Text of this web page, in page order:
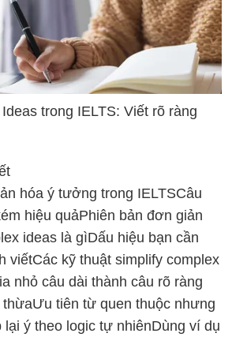
trong IELTS: Viết rõ ràng
hóa ý tưởng trong IELTSCâu
hiệu quảPhiên bản đơn giản
ideas là gìDấu hiệu bạn cần
viếtCác kỹ thuật simplify complex
nhỏ câu dài thành câu rõ ràng
thừaƯu tiên từ quen thuộc nhưng
lại ý theo logic tự nhiênDùng ví dụ